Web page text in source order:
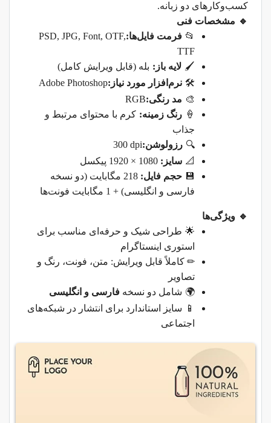
کسب‌وکارهای دو زبانه.
🔹 مشخصات فنی
📂 فرمت فایل‌ها:
PSD, JPG, Font, OTF,
TTF
🖌 لایه باز : بله (قابل ویرایش کامل)
🛠 نرم‌افزار مورد نیاز :
Adobe Photoshop
🎨 مد رنگی:
RGB
🍦 رنگ زمینه: کرم با محتوای مرتبط و
جذاب
🔍 رزولوشن:
300 dpi
📐 سایز :
1920 × 1080 پیکسل
💾 حجم فایل:
218 مگابایت (دو نسخه
فارسی و انگلیسی) + 1 مگابایت فونت‌ها
🔹 ویژگی‌ها
🌟 طراحی شیک و حرفه‌ای مناسب برای
استوری اینستاگرام
✏ کاملاً قابل ویرایش: متن، فونت، رنگ و
تصاویر
🌍 شامل دو نسخه فارسی و انگلیسی
📱
سایز استاندارد برای انتشار در شبکه‌های
اجتماعی